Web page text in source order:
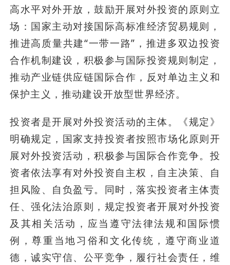
高水平对外开放，鼓励开展对外投资的原则立
场：国家主动对接国际高标准经济贸易规则，
推进高质量共建“一带一路”，推进多双边投资
合作机制建设，积极参与国际投资规则制定，
推动产业链供应链国际合作，反对单边主义和
保护主义，推动建设开放型世界经济。
投资者是开展对外投资活动的主体。《规定》
明确规定，国家支持投资者按照市场化原则开
展对外投资活动，积极参与国际合作竞争。投
资者依法享有对外投资自主权，自主决策、自
担风险、自负盈亏。同时，落实投资者主体责
任、强化法治原则，规定投资者开展对外投资
及其相关活动，应当遵守法律法规和国际惯
例，尊重当地习俗和文化传统，遵守商业道
德，诚实守信、公平竞争，履行社会责任，维